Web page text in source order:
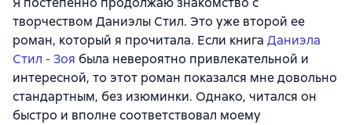
творчеством Даниэлы Стил. Это уже второй ее
роман, который я прочитала. Если книга Даниэла
Стил - Зоя была невероятно привлекательной и
интересной, то этот роман показался мне довольно
стандартным, без изюминки. Однако, читался он
быстро и вполне соответствовал моему